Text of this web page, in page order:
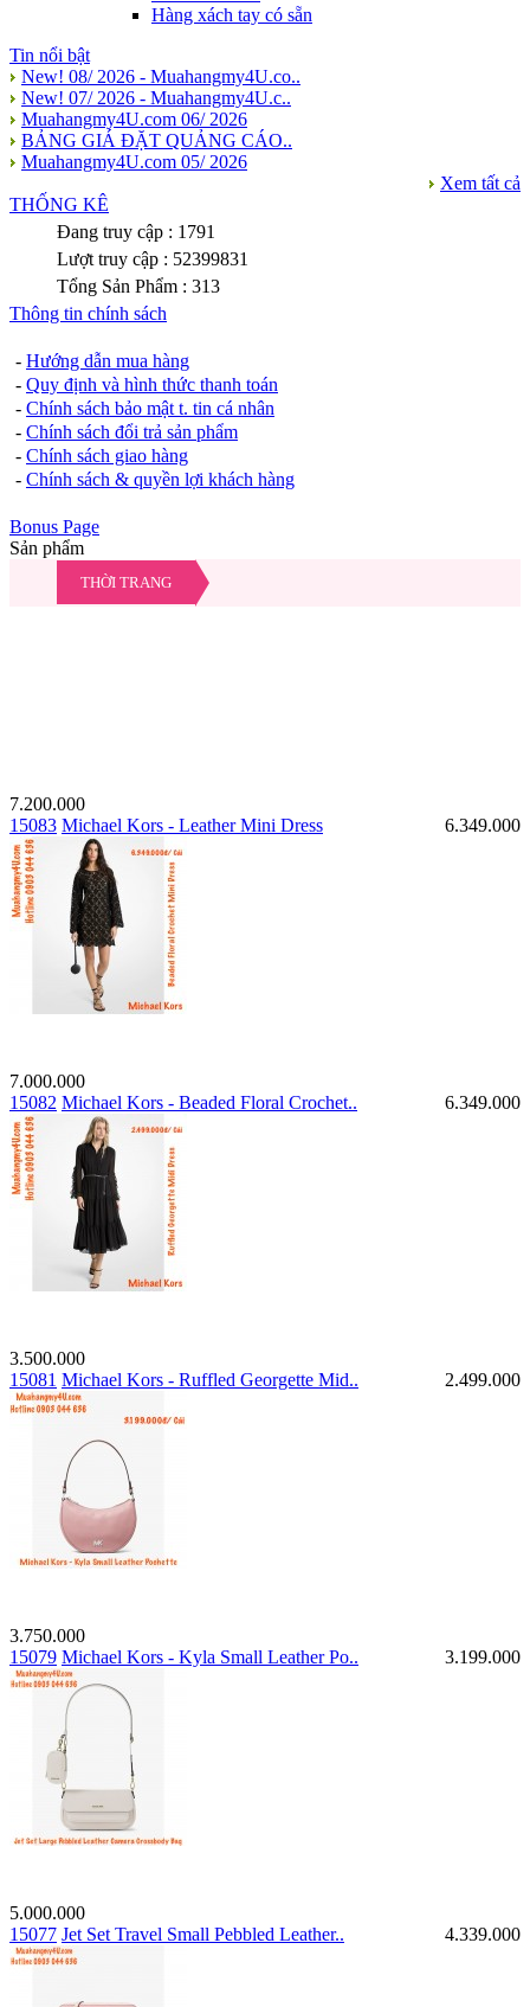
Hàng xách tay có sẵn
Tin nổi bật
New! 08/ 2026 - Muahangmy4U.co..
New! 07/ 2026 - Muahangmy4U.c..
Muahangmy4U.com 06/ 2026
BẢNG GIÁ ĐẶT QUẢNG CÁO..
Muahangmy4U.com 05/ 2026
Xem tất cả
THỐNG KÊ
Đang truy cập : 1791
Lượt truy cập : 52399831
Tổng Sản Phẩm : 313
Thông tin chính sách
- Hướng dẫn mua hàng
- Quy định và hình thức thanh toán
- Chính sách bảo mật t. tin cá nhân
- Chính sách đổi trả sản phẩm
- Chính sách giao hàng
- Chính sách & quyền lợi khách hàng
Bonus Page
Sản phẩm
THỜI TRANG
7.200.000
6.349.000
15083 Michael Kors - Leather Mini Dress
7.000.000
6.349.000
15082 Michael Kors - Beaded Floral Crochet..
3.500.000
2.499.000
15081 Michael Kors - Ruffled Georgette Mid..
3.750.000
3.199.000
15079 Michael Kors - Kyla Small Leather Po..
5.000.000
4.339.000
15077 Jet Set Travel Small Pebbled Leather..